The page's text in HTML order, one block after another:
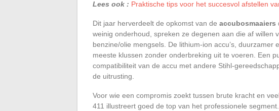
Lees ook : Praktische tips voor het succesvol afstellen
Dit jaar herverdeelt de opkomst van de accubosmaaiers
weinig onderhoud, spreken ze degenen aan die af willen
benzine/olie mengsels. De lithium-ion accu’s, duurzamer
meeste klussen zonder onderbreking uit te voeren. Een
compatibiliteit van de accu met andere Stihl-
de uitrusting.
Voor wie een compromis zoekt tussen brute kracht en
411 illustreert goed de top van het professionele